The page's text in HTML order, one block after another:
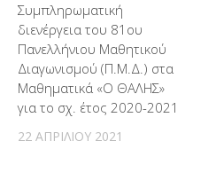
Συμπληρωματική
διενέργεια του 81ου
Πανελλήνιου Μαθητικού
Διαγωνισμού (Π.Μ.Δ.) στα
Μαθηματικά «Ο ΘΑΛΗΣ»
για το σχ. έτος 2020-2021
22 ΑΠΡΙΛΊΟΥ 2021